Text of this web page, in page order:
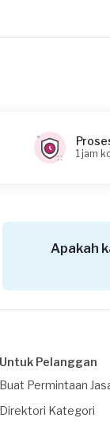
(biaya
1 jam
Apakah
Untuk Pelanggan
Buat Permintaan
Direktori Kategori